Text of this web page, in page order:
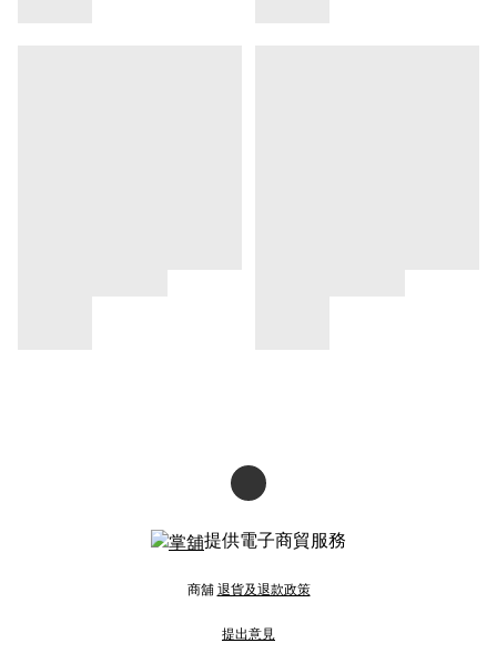
提供電子商貿服務
商舖 退貨及退款政策
提出意見